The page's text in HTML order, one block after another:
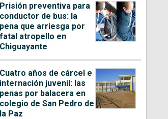
Prisión preventiva para
conductor de bus: la
pena que arriesga por
fatal atropello en
Chiguayante
Cuatro años de cárcel e
internación juvenil: las
penas por balacera en
colegio de San Pedro de
la Paz